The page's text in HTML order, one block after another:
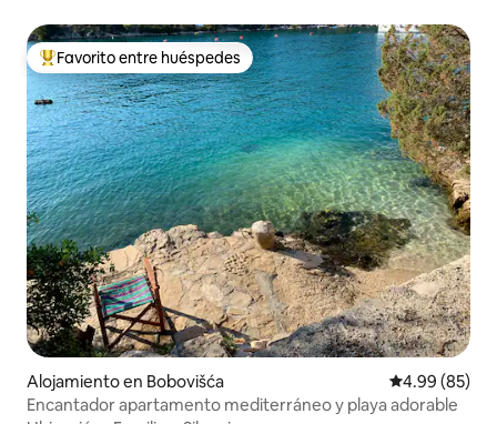
Favorito entre huéspedes preferido
Favorito entre huéspedes
Alojamiento en Bobovišća Calificación
4.99 (85)
Encantador apartamento mediterráneo y playa adorable